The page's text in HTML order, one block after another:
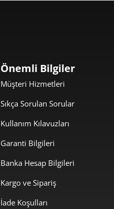
Önemli Bilgiler
Müşteri Hizmetleri
Sıkça Sorulan Sorular
Kullanım Kılavuzları
Garanti Bilgileri
Banka Hesap Bilgileri
Kargo ve Sipariş
İade Koşulları